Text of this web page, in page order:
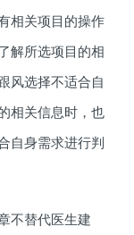
相关项目的操作
解所选项目的相
风选择不适合自
相关信息时，也
自身需求进行判
不替代医生建